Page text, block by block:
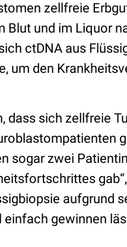
zellfreie
Blut und im Liquor
ctDNA aus
um den
dass sich zellfreie
sogar zwei
aufgrund
gewinnen